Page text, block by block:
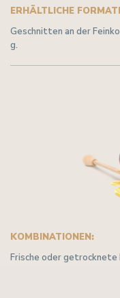
ERHÄLTLICHE
Geschnitten an der
g.
KOMBINATIONEN:
Frische oder getrocknete